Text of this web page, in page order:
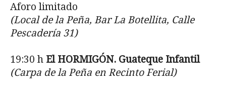
Aforo limitado
(Local de la Peña, Bar La Botellita, Calle
Pescadería 31)
19:30 h El HORMIGÓN. Guateque Infantil
(Carpa de la Peña en Recinto Ferial)